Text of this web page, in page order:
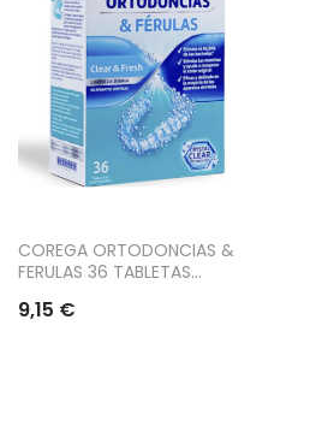
COREGA ORTODONCIAS &
FERULAS 36 TABLETAS...
9,15 €